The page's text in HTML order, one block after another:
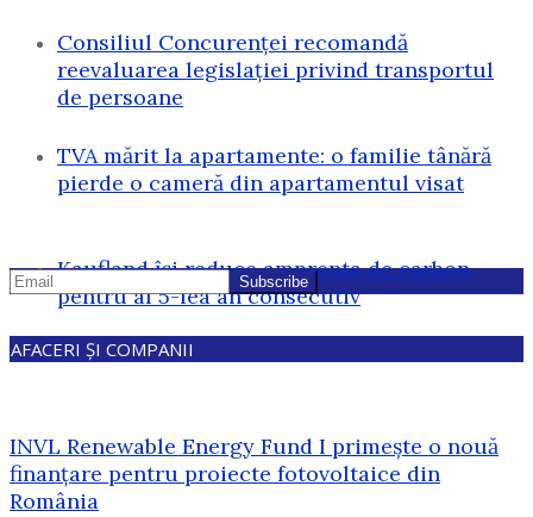
Consiliul Concurenței recomandă
reevaluarea legislației privind transportul
de persoane
TVA mărit la apartamente: o familie tânără
pierde o cameră din apartamentul visat
Kaufland își reduce amprenta de carbon
pentru al 5-lea an consecutiv
AFACERI ȘI COMPANII
INVL Renewable Energy Fund I primește o nouă
finanțare pentru proiecte fotovoltaice din
România